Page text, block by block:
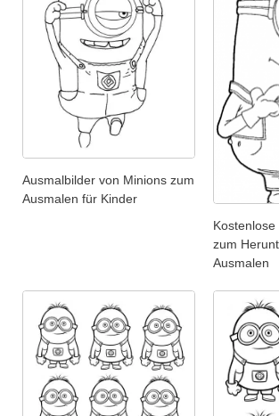
Ausmalbilder von Minions zum
Ausmalen für Kinder
zum
Ausmalen